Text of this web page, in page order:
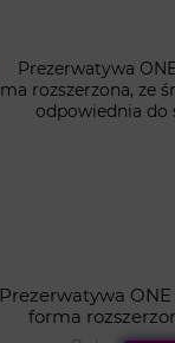
Prezerwatywa ONE
forma
nawilżającym,